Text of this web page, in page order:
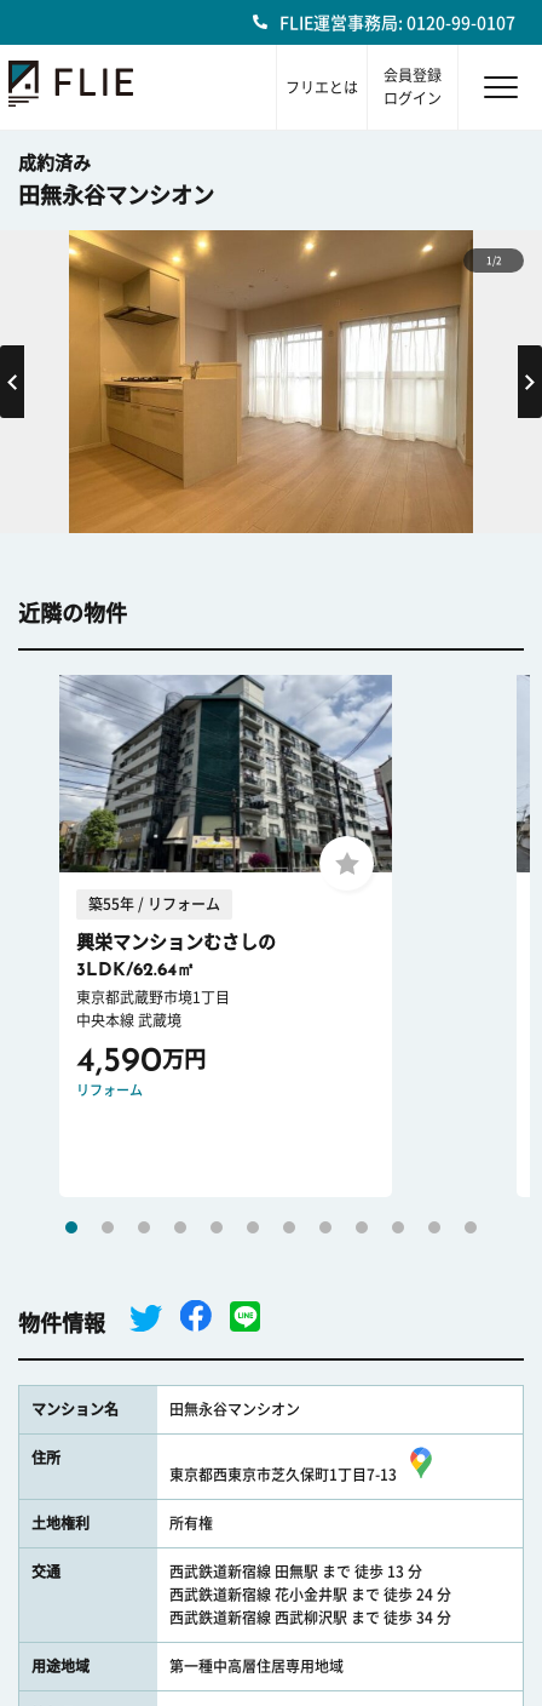
FLIE運営事務局: 0120-99-0107
フリエとは
会員登録
ログイン
成約済み
田無永谷マンシオン
1/2
近隣の物件
築55年 / リフォーム
興栄マンションむさしの
3LDK/62.64㎡
東京都武蔵野市境1丁目
中央本線 武蔵境
4,590万円
リフォーム
物件情報
マンション名 田無永谷マンシオン
住所
東京都西東京市芝久保町1丁目7-13
土地権利 所有権
交通
西武鉄道新宿線 田無駅 まで 徒歩 13 分
西武鉄道新宿線 花小金井駅 まで 徒歩 24 分
西武鉄道新宿線 西武柳沢駅 まで 徒歩 34 分
用途地域 第一種中高層住居専用地域